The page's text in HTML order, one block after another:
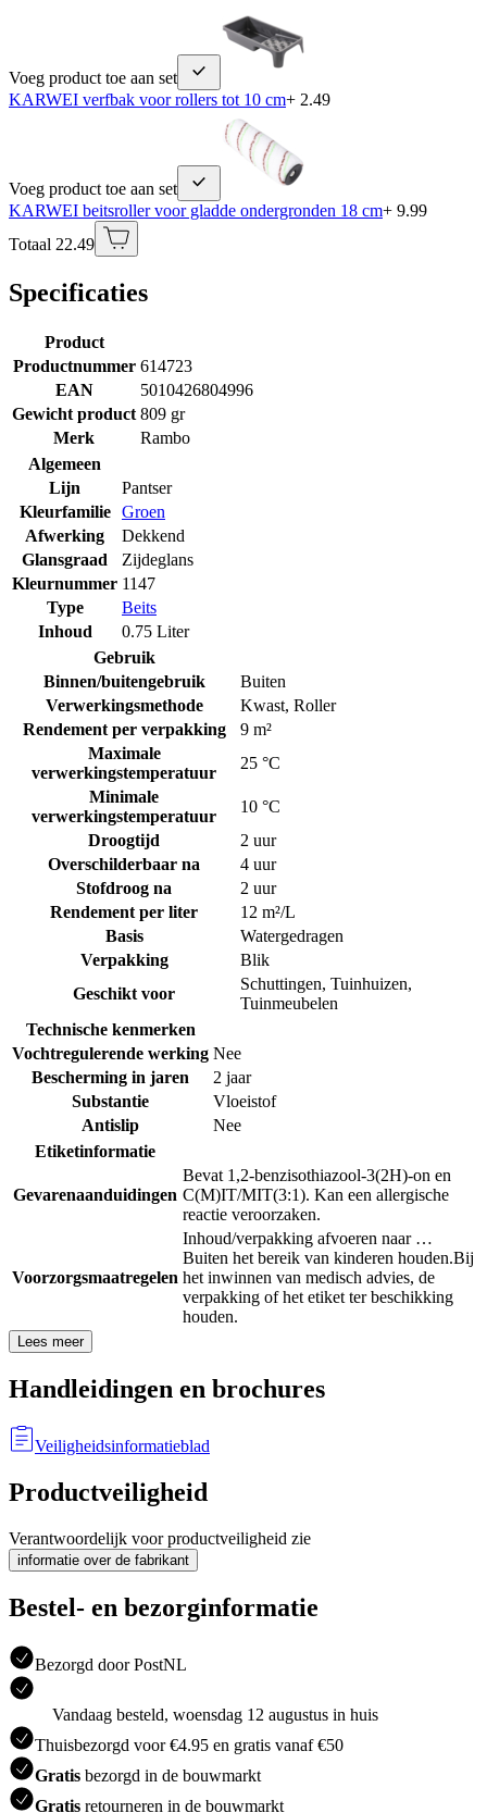
Voeg product toe aan set
KARWEI verfbak voor rollers tot 10 cm+ 2.49
Voeg product toe aan set
KARWEI beitsroller voor gladde ondergronden 18 cm+ 9.99
Totaal 22.49
Specificaties
Product
Productnummer 614723
EAN
5010426804996
Gewicht product 809 gr
Merk
Rambo
Algemeen
Lijn
Pantser
Kleurfamilie
Groen
Afwerking
Dekkend
Glansgraad
Zijdeglans
Kleurnummer 1147
Type
Beits
Inhoud
0.75 Liter
Gebruik
Binnen/buitengebruik
Buiten
Verwerkingsmethode
Kwast, Roller
Rendement per verpakking
9 m²
Maximale
verwerkingstemperatuur
25 °C
Minimale
verwerkingstemperatuur
10 °C
Droogtijd
2 uur
Overschilderbaar na
4 uur
Stofdroog na
2 uur
Rendement per liter
12 m²/L
Basis
Watergedragen
Verpakking
Blik
Geschikt voor
Schuttingen, Tuinhuizen,
Tuinmeubelen
Technische kenmerken
Vochtregulerende werking Nee
Bescherming in jaren
2 jaar
Substantie
Vloeistof
Antislip
Nee
Etiketinformatie
Gevarenaanduidingen
Bevat 1,2-benzisothiazool-3(2H)-on en
C(M)IT/MIT(3:1). Kan een allergische
reactie veroorzaken.
Voorzorgsmaatregelen
Inhoud/verpakking afvoeren naar …
Buiten het bereik van kinderen houden.Bij
het inwinnen van medisch advies, de
verpakking of het etiket ter beschikking
houden.
Lees meer
Handleidingen en brochures
Veiligheidsinformatieblad
Productveiligheid
Verantwoordelijk voor productveiligheid zie
informatie over de fabrikant
Bestel- en bezorginformatie
Bezorgd door PostNL
Vandaag besteld, woensdag 12 augustus in huis
Thuisbezorgd voor €4.95 en gratis vanaf €50
Gratis bezorgd in de bouwmarkt
Gratis retourneren in de bouwmarkt